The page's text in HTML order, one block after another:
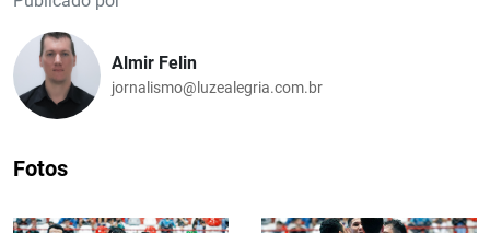
Almir Felin
jornalismo@luzealegria.com.br
Fotos